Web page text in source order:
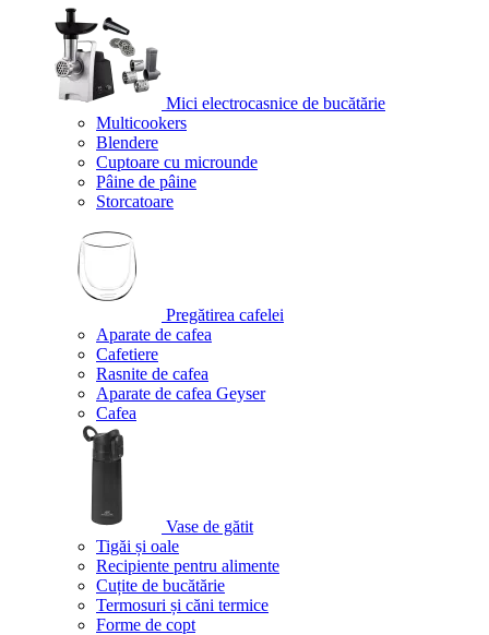
Mici electrocasnice de bucătărie
Multicookers
Blendere
Cuptoare cu microunde
Pâine de pâine
Storcatoare
Pregătirea cafelei
Aparate de cafea
Cafetiere
Rasnite de cafea
Aparate de cafea Geyser
Cafea
Vase de gătit
Tigăi și oale
Recipiente pentru alimente
Cuțite de bucătărie
Termosuri și căni termice
Forme de copt